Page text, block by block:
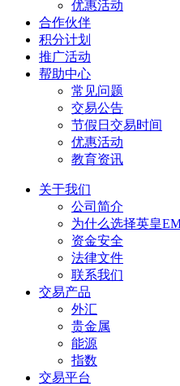
优惠活动
合作伙伴
积分计划
推广活动
帮助中心
常见问题
交易公告
节假日交易时间
优惠活动
教育资讯
关于我们
公司简介
为什么选择英皇
资金安全
法律文件
联系我们
交易产品
外汇
贵金属
能源
指数
交易平台